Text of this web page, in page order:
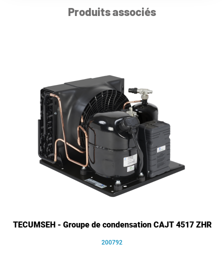
Produits associés
TECUMSEH - Groupe de condensation CAJT 4517 ZHR
200792